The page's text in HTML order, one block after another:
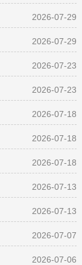
2026-07-29
2026-07-29
2026-07-23
2026-07-23
2026-07-18
2026-07-18
2026-07-18
2026-07-13
2026-07-13
2026-07-07
2026-07-06